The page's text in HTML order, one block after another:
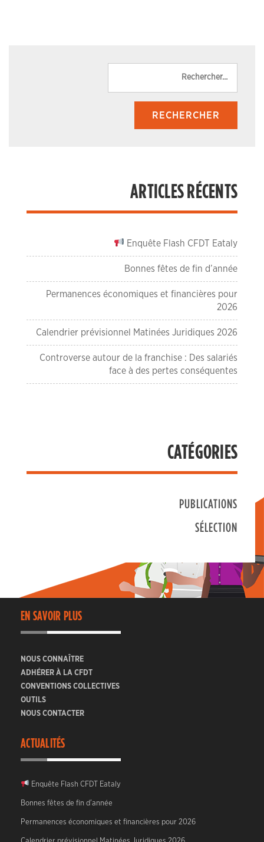
ARTICLES RÉCENTS
Enquête Flash CFDT Eataly
Bonnes fêtes de fin d’année
Permanences économiques et financières pour
2026
Calendrier prévisionnel Matinées Juridiques 2026
Controverse autour de la franchise : Des salariés
face à des pertes conséquentes
CATÉGORIES
PUBLICATIONS
SÉLECTION
EN SAVOIR PLUS
NOUS CONNAÎTRE
ADHÉRER À LA CFDT
CONVENTIONS COLLECTIVES
OUTILS
NOUS CONTACTER
ACTUALITÉS
Enquête Flash CFDT Eataly
Bonnes fêtes de fin d’année
Permanences économiques et financières pour 2026